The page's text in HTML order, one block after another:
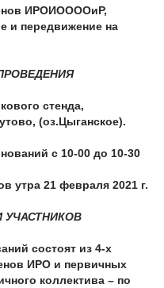
ИРОИООООиР,
и передвижение на
стенда,
(оз.Цыганское).
с 10-00 до 10-30
утра 21 февраля 2021 г.
УЧАСТНИКОВ
состоят из 4-х
ИРО и первичных
коллектива – по